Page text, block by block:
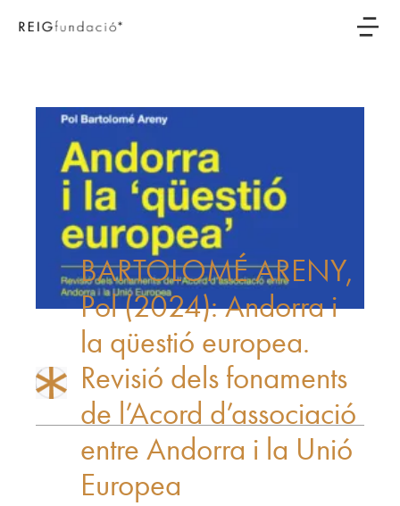
BARTOLOMÉ ARENY,
Pol (2024): Andorra i
la qüestió europea.
Revisió dels fonaments
de l’Acord d’associació
entre Andorra i la Unió
Europea